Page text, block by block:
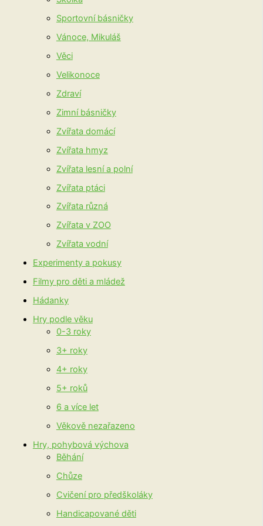
Sportovní básničky
Vánoce, Mikuláš
Věci
Velikonoce
Zdraví
Zimní básničky
Zvířata domácí
Zvířata hmyz
Zvířata lesní a polní
Zvířata ptáci
Zvířata různá
Zvířata v ZOO
Zvířata vodní
Experimenty a pokusy
Filmy pro děti a mládež
Hádanky
Hry podle věku
0-3 roky
3+ roky
4+ roky
5+ roků
6 a více let
Věkově nezařazeno
Hry, pohybová výchova
Běhání
Chůze
Cvičení pro předškoláky
Handicapované děti